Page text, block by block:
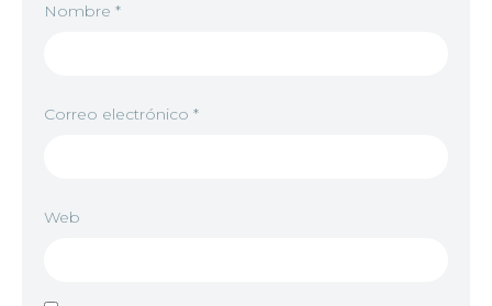
Nombre *
Correo electrónico *
Web